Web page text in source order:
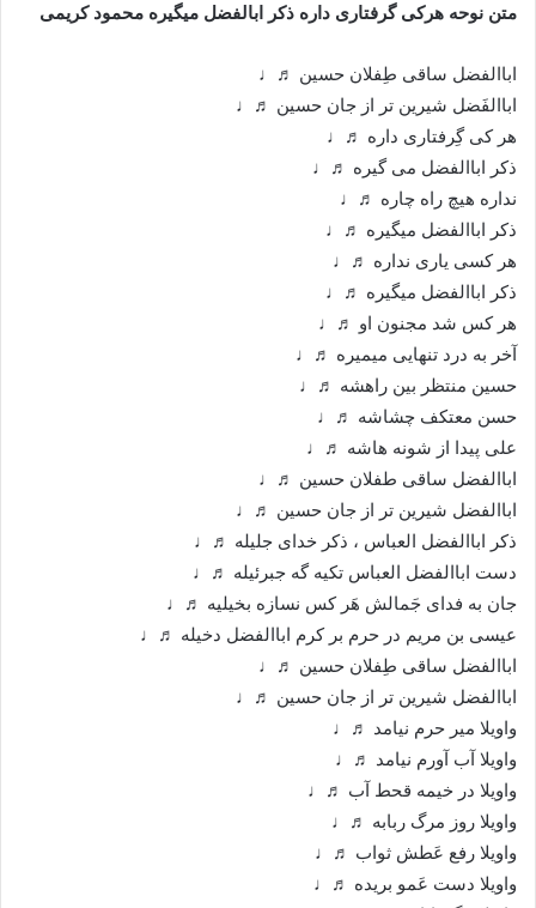
متن نوحه هرکی گرفتاری داره ذکر ابالفضل میگیره محمود کریمی
اباالفضل ساقی طِفلان حسین ♬♩
اباالفَضل شیرین تر از جان حسین ♬♩
‌هر کی گِرفتاری داره ♬♩
ذکر اباالفضل می گیره ♬♩
‌نداره هیچ راه چاره ♬♩
‌ذکر اباالفضل میگیره ♬♩
‌هر کسی یاری نداره ♬♩
‌ذکر اباالفضل میگیره ♬♩
هر کس شد مجنون او ♬♩
آخر به درد تنهایی میمیره ♬♩
‌حسین منتظر بین راهشه ♬♩
حسن معتکف چشاشه ♬♩
‌علی پیدا از شونه هاشه ♬♩
‌اباالفضل ساقی طفلان حسین ♬♩
‌اباالفضل شیرین تر از جان حسین ♬♩
‌ذکر اباالفضل العباس ، ‌ذکر خدای جلیله ♬♩
‌دست اباالفضل العباس تکیه گه جبرئیله ♬♩
‌جان به فدای جَمالش هَر کس نسازه بخیلیه ♬♩
عیسی بن مریم در حرم بر کرم اباالفضل دخیله ♬♩
اباالفضل ساقی طِفلان حسین ♬♩
اباالفضل شیرین تر از جان حسین ♬♩
‌واویلا میر حرم نیامد ♬♩
‌واویلا آب آورم نیامد ♬♩
‌واویلا در خیمه قحط آب ♬♩
‌واویلا روز مرگ ربابه ♬♩
‌واویلا رفع عَطش ثواب ♬♩
‌واویلا دست عَمو بریده ♬♩